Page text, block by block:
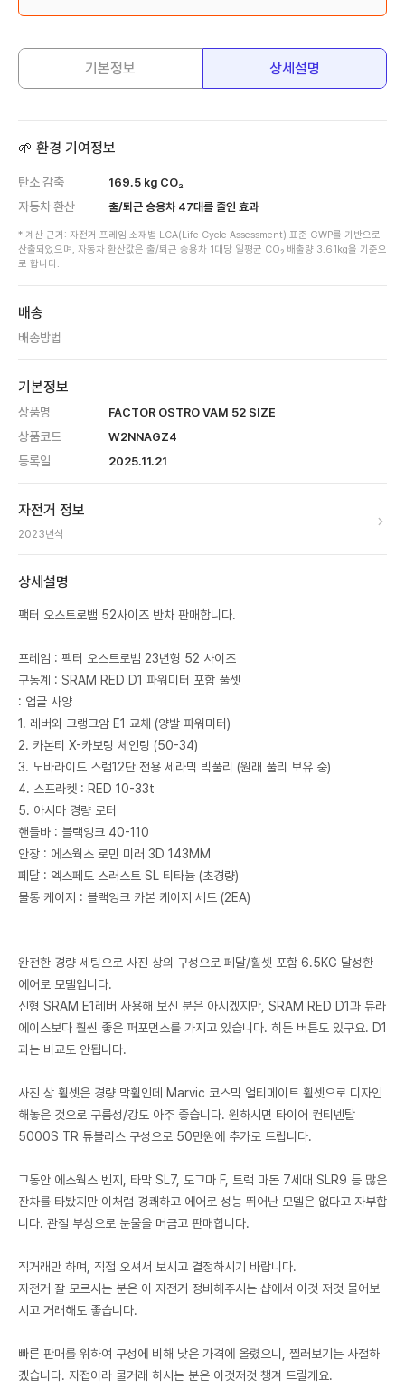
기본정보 상세설명
🌱 환경 기여정보
탄소 감축 169.5 kg CO₂
자동차 환산 출/퇴근 승용차 47대를 줄인 효과
* 계산 근거: 자전거 프레임 소재별 LCA(Life Cycle Assessment) 표준 GWP를 기반으로
산출되었으며, 자동차 환산값은 출/퇴근 승용차 1대당 일평균 CO₂ 배출량 3.61kg을 기준으
로 합니다.
배송
배송방법
기본정보
상품명 FACTOR OSTRO VAM 52 SIZE
상품코드 W2NNAGZ4
등록일 2025.11.21
자전거 정보
2023년식
상세설명
팩터 오스트로뱀 52사이즈 반차 판매합니다.
프레임 : 팩터 오스트로뱀 23년형 52 사이즈
구동계 : SRAM RED D1 파워미터 포함 풀셋
: 업글 사양
1. 레버와 크랭크암 E1 교체 (양발 파워미터)
2. 카본티 X-카보링 체인링 (50-34)
3. 노바라이드 스램12단 전용 세라믹 빅풀리 (원래 풀리 보유 중)
4. 스프라켓 : RED 10-33t
5. 아시마 경량 로터
핸들바 : 블랙잉크 40-110
안장 : 에스웍스 로민 미러 3D 143MM
페달 : 엑스페도 스러스트 SL 티타늄 (초경량)
물통 케이지 : 블랙잉크 카본 케이지 세트 (2EA)
완전한 경량 세팅으로 사진 상의 구성으로 페달/휠셋 포함 6.5KG 달성한
에어로 모델입니다.
신형 SRAM E1레버 사용해 보신 분은 아시겠지만, SRAM RED D1과 듀라
에이스보다 훨씬 좋은 퍼포먼스를 가지고 있습니다. 히든 버튼도 있구요. D1
과는 비교도 안됩니다.
사진 상 휠셋은 경량 막휠인데 Marvic 코스믹 얼티메이트 휠셋으로 디자인
해놓은 것으로 구름성/강도 아주 좋습니다. 원하시면 타이어 컨티넨탈
5000S TR 튜블리스 구성으로 50만원에 추가로 드립니다.
그동안 에스웍스 벤지, 타막 SL7, 도그마 F, 트랙 마돈 7세대 SLR9 등 많은
잔차를 타봤지만 이처럼 경쾌하고 에어로 성능 뛰어난 모델은 없다고 자부합
니다. 관절 부상으로 눈물을 머금고 판매합니다.
직거래만 하며, 직접 오셔서 보시고 결정하시기 바랍니다.
자전거 잘 모르시는 분은 이 자전거 정비해주시는 샵에서 이것 저것 물어보
시고 거래해도 좋습니다.
빠른 판매를 위하여 구성에 비해 낮은 가격에 올렸으니, 찔러보기는 사절하
겠습니다. 자접이라 쿨거래 하시는 분은 이것저것 챙겨 드릴게요.